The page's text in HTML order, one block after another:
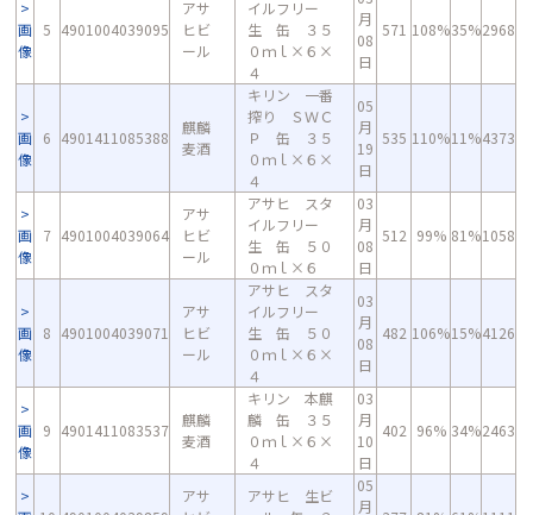
画
像
5 4901004039095
アサ
ヒビ
ール
イルフリー
生 缶 ３５
０ｍｌ×６×
４
月
08
日
571 108%35%2968
画
像
6 4901411085388
麒麟
麦酒
キリン 一番
搾り ＳＷＣ
Ｐ 缶 ３５
０ｍｌ×６×
４
05
月
19
日
535 110%11%4373
画
像
7 4901004039064
アサ
ヒビ
ール
アサヒ スタ
イルフリー
生 缶 ５０
０ｍｌ×６
03
月
08
日
512 99% 81%1058
画
像
8 4901004039071
アサ
ヒビ
ール
アサヒ スタ
イルフリー
生 缶 ５０
０ｍｌ×６×
４
03
月
08
日
482 106%15%4126
画
像
9 4901411083537
麒麟
麦酒
キリン 本麒
麟 缶 ３５
０ｍｌ×６×
４
03
月
10
日
402 96% 34%2463
アサ
アサヒ 生ビ
05
月